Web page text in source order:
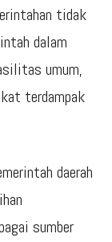
tidak
dalam
umum,
terdampak
daerah
sumber